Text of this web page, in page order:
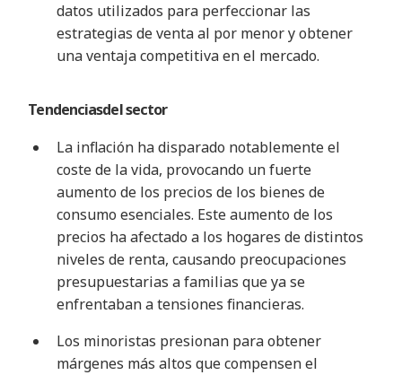
datos utilizados para perfeccionar las
estrategias de venta al por menor y obtener
una ventaja competitiva en el mercado.
Tendenciasdel sector
La inflación ha disparado notablemente el
coste de la vida, provocando un fuerte
aumento de los precios de los bienes de
consumo esenciales. Este aumento de los
precios ha afectado a los hogares de distintos
niveles de renta, causando preocupaciones
presupuestarias a familias que ya se
enfrentaban a tensiones financieras.
Los minoristas presionan para obtener
márgenes más altos que compensen el